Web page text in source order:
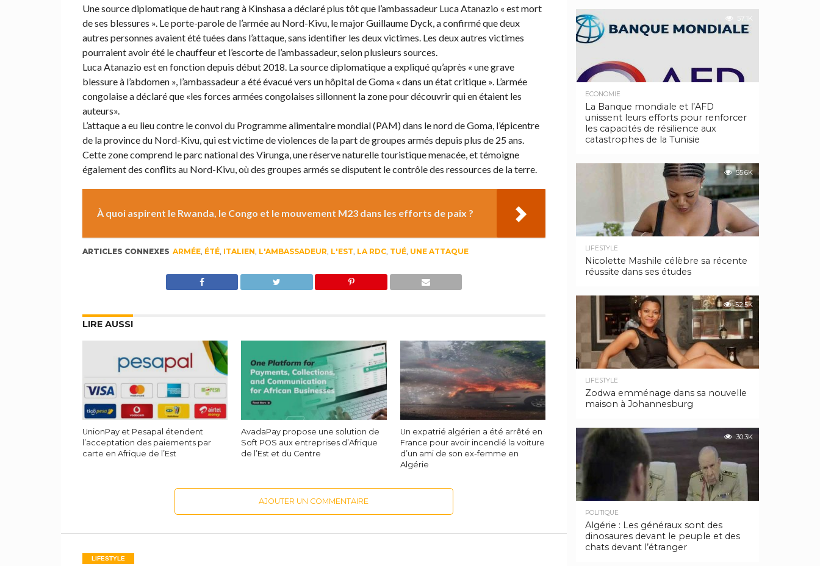
Une source diplomatique de haut rang à Kinshasa a déclaré plus tôt que l’ambassadeur Luca Atanazio « est mort
de ses blessures ». Le porte-parole de l’armée au Nord-Kivu, le major Guillaume Dyck, a confirmé que deux
autres personnes avaient été tuées dans l’attaque, sans identifier les deux victimes. Les deux autres victimes
pourraient avoir été le chauffeur et l’escorte de l’ambassadeur, selon plusieurs sources.
Luca Atanazio est en fonction depuis début 2018. La source diplomatique a expliqué qu’après « une grave
blessure à l’abdomen », l’ambassadeur a été évacué vers un hôpital de Goma « dans un état critique ». L’armée
congolaise a déclaré que «les forces armées congolaises sillonnent la zone pour découvrir qui en étaient les
auteurs».
L’attaque a eu lieu contre le convoi du Programme alimentaire mondial (PAM) dans le nord de Goma, l’épicentre
de la province du Nord-Kivu, qui est victime de violences de la part de groupes armés depuis plus de 25 ans.
Cette zone comprend le parc national des Virunga, une réserve naturelle touristique menacée, et témoigne
également des conflits au Nord-Kivu, où des groupes armés se disputent le contrôle des ressources de la terre.
À quoi aspirent le Rwanda, le Congo et le mouvement M23 dans les efforts de paix ?
ARTICLES CONNEXES ARMÉE, ÉTÉ, ITALIEN L'AMBASSADEUR L'EST LA RDC, TUÉ, UNE ATTAQUE
LIRE AUSSI
UnionPay et Pesapal étendent
l’acceptation des paiements par
carte en Afrique de l’Est
AvadaPay propose une solution de
Soft POS aux entreprises d’Afrique
de l’Est et du Centre
Un expatrié algérien a été arrêté en
France pour avoir incendié la voiture
d’un ami de son ex-femme en
Algérie
AJOUTER UN COMMENTAIRE
LIFESTYLE
57.1K
ECONOMIE
La Banque mondiale et l’AFD
unissent leurs efforts pour renforcer
les capacités de résilience aux
catastrophes de la Tunisie
55.6K
LIFESTYLE
Nicolette Mashile célèbre sa récente
réussite dans ses études
52.5K
LIFESTYLE
Zodwa emménage dans sa nouvelle
maison à Johannesburg
30.3K
POLITIQUE
Algérie : Les généraux sont des
dinosaures devant le peuple et des
chats devant l’étranger